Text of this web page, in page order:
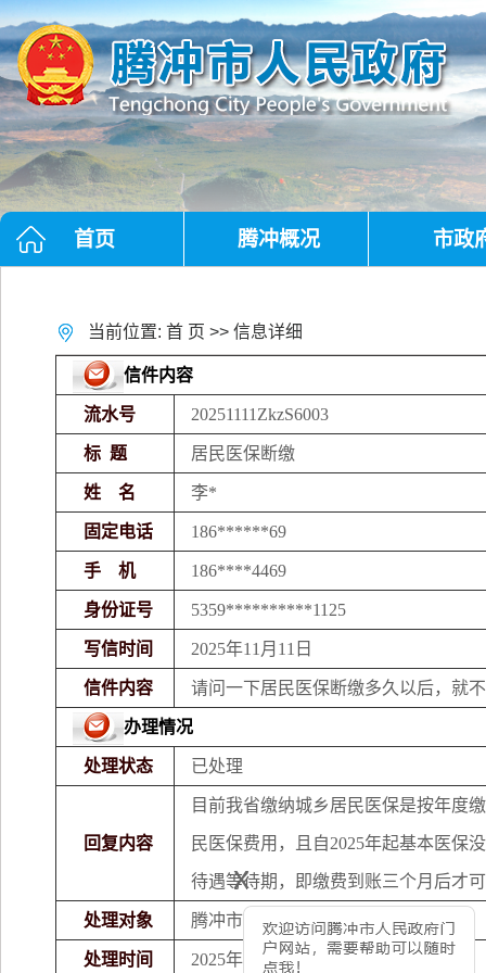
x
首页 腾冲概况 市政
当前位置: 首 页 >> 信息详细
信件内容
流水号 20251111ZkzS6003
标 题 居民医保断缴
姓 名 李*
固定电话 186******69
手 机 186****4469
身份证号 5359**********1125
写信时间 2025年11月11日
信件内容 请问一下居民医保断缴多久以后，就
办理情况
处理状态 已处理
回复内容
目前我省缴纳城乡居民医保是按年度
民医保费用，且自2025年起基本医保
待遇等待期，即缴费到账三个月后才
处理对象 腾冲市医疗保障局
处理时间 2025年11月12日